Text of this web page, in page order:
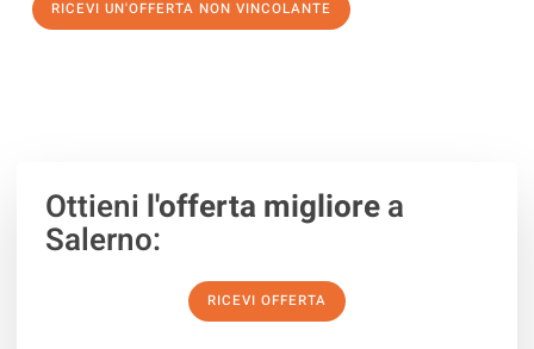
RICEVI UN'OFFERTA NON VINCOLANTE
Ottieni l'offerta migliorea
Salerno:
RICEVI OFFERTA